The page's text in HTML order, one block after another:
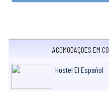
ACOMODAÇÕES EM
Hostel El Español